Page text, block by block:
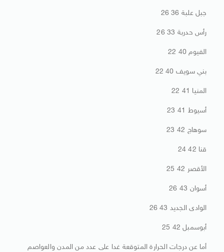
جبل علبة 36 26
رأس حدربة 33 26
الفيوم 40 22
بني سويف 40 22
المنيا 41 22
أسيوط 41 23
سوهاج 42 23
قنا 42 24
الأقصر 42 25
أسوان 43 26
الوادى الجديد 43 26
أبوسمبل 42 25
أما عن درجات الحرارة المتوقعة غدا على عدد من المدن والعواصم